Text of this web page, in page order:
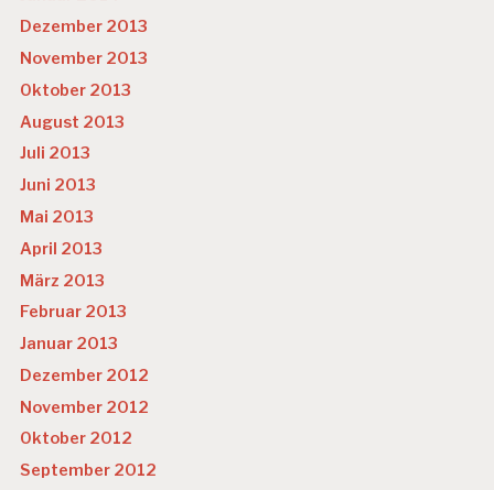
Dezember 2013
November 2013
Oktober 2013
August 2013
Juli 2013
Juni 2013
Mai 2013
April 2013
März 2013
Februar 2013
Januar 2013
Dezember 2012
November 2012
Oktober 2012
September 2012